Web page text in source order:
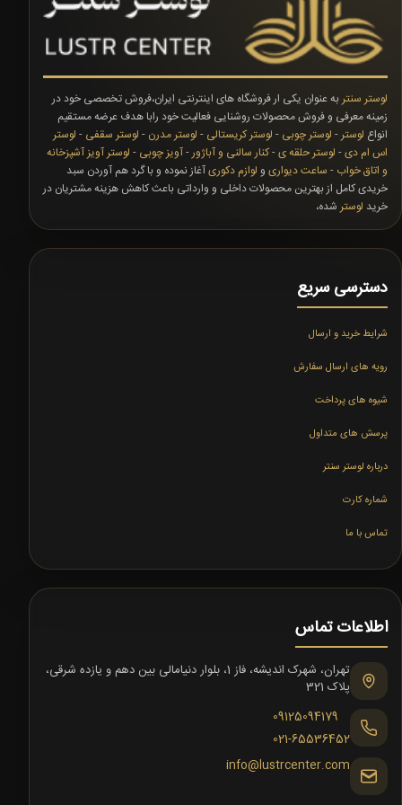
لوستر سنتر به عنوان یکی ار فروشگاه های اینترنتی ایران،فروش تخصصی خود در
زمینه معرفی و فروش محصولات روشنایی فعالیت خود رابا هدف عرضه مستقیم
انواع لوستر - لوستر چوبی - لوستر کریستالی - لوستر مدرن - لوستر سقفی - لوستر
اس ام دی- لوستر حلقه ی-کنار سالنی و آباژور-آویز چوبی - لوستر آویز آشپزخانه
و اتاق خواب - ساعت دیواری و لوازم دکوریآغاز نموده و با گرد هم آوردن سبد
خریدی کامل از بهترین محصولات داخلی و وارداتی باعث کاهش هزینه مشتریان در
خرید لوستر شده،
دسترسی سریع
شرایط خرید و ارسال
رویه های ارسال سفارش
شیوه های پرداخت
پرسش های متداول
درباره لوستر سنتر
شماره کارت
تماس با ما
اطلاعات تماس
تهران، شهرک اندیشه، فاز 1، بلوار دنیامالی بین دهم و یازده شرقی،
پلاک 321
09125094179
021-65536452
info@lustrcenter.com